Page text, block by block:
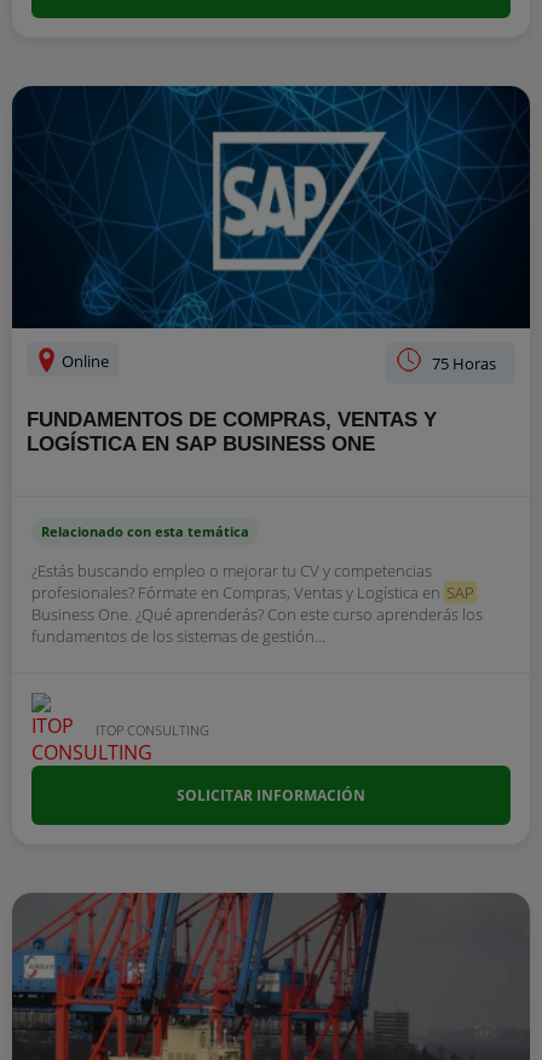
Online 75 Horas
FUNDAMENTOS DE COMPRAS, VENTAS Y
LOGÍSTICA EN SAP BUSINESS ONE
Relacionado con esta temática
¿Estás buscando empleo o mejorar tu CV y competencias
profesionales? Fórmate en Compras, Ventas y Logística en SAP
Business One. ¿Qué aprenderás? Con este curso aprenderás los
fundamentos de los sistemas de gestión...
ITOP CONSULTING
SOLICITAR INFORMACIÓN